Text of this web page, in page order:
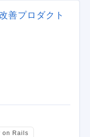
善プロダクト
on Rails